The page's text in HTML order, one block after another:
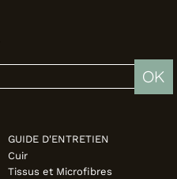
OK
GUIDE D'ENTRETIEN
Cuir
Tissus et Microfibres